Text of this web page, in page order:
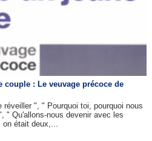
couple : Le veuvage précoce de
", " Pourquoi toi, pourquoi nous
" Qu'allons-nous devenir avec les
on était deux,...